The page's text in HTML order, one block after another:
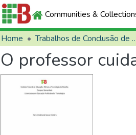
Communities &
Home Trabalhos de
O professor